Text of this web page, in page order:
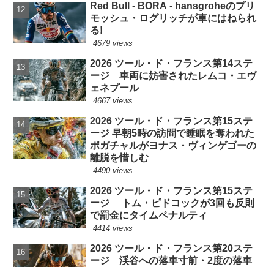
Red Bull - BORA - hansgroheのプリ
モッシュ・ログリッチが車にはねられ
る!
4679 views
2026 ツール・ド・フランス第14ステ
ージ 車両に妨害されたレムコ・エヴ
ェネプール
4667 views
2026 ツール・ド・フランス第15ステ
ージ 早朝5時の訪問で睡眠を奪われた
ポガチャルがヨナス・ヴィンゲゴーの
離脱を惜しむ
4490 views
2026 ツール・ド・フランス第15ステ
ージ トム・ピドコックが3回も反則
で罰金にタイムペナルティ
4414 views
2026 ツール・ド・フランス第20ステ
ージ 渓谷への落車寸前・2度の落車